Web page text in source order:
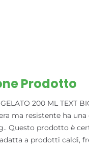
Prodotto
GELATO 200 ML
ma resistente ha
Questo prodotto è
a prodotti caldi,